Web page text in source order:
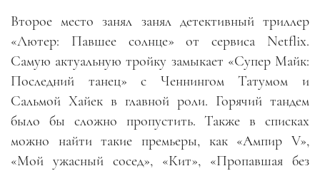
Второе место занял занял детективный триллер
«Лютер: Павшее солнце» от сервиса Netflix.
Самую актуальную тройку замыкает «Супер Майк:
Последний танец» с Ченнингом Татумом и
Сальмой Хайек в главной роли. Горячий тандем
было бы сложно пропустить. Также в списках
можно найти такие премьеры, как «Ампир V»,
«Мой ужасный сосед», «Кит», «Пропавшая без